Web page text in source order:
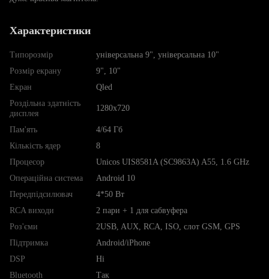
Характеристики
Типорозмір
універсальна 9", універсальна 10"
Розмір екрану
9", 10"
Екран
Qled
Роздільна здатність
дисплея
1280х720
Пам'ять
4/64 Гб
Кількість ядер
8
Процесор
Unicos UIS8581A (SC9863A) A55, 1.6 GHz
Операційна система
Android 10
Передпідсилювач
4*50 Вт
RCA виходи
2 пари + 1 для сабвуфера
Роз'єми
2USB, AUX, RCA, ISO, слот GSM, GPS
Підтримка
Android/iPhone
DSP
Ні
Bluetooth
Так